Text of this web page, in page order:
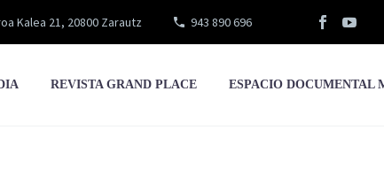
Kalea 21, 20800 Zarautz 943 890 696
REVISTA GRAND PLACE ESPACIO DOCUMENTAL